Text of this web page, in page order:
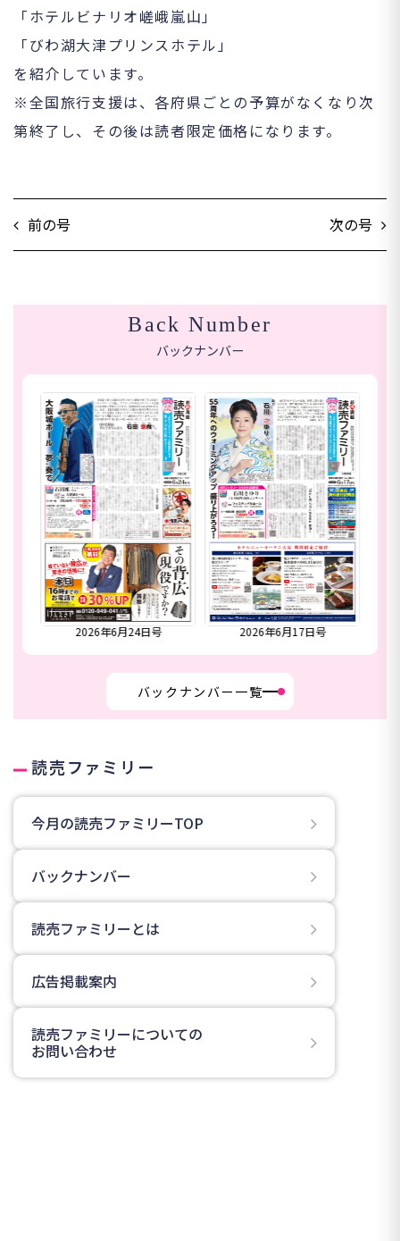
「ホテルビナリオ嵯峨嵐山」
「びわ湖大津プリンスホテル」
を紹介しています。
※全国旅行支援は、各府県ごとの予算がなくなり次
第終了し、その後は読者限定価格になります。
前の号 次の号
Back Number
バックナンバー
2026年6月24日号 2026年6月17日号
バックナンバー一覧
読売ファミリー
今月の読売ファミリーTOP
バックナンバー
読売ファミリーとは
広告掲載案内
読売ファミリーについての
お問い合わせ